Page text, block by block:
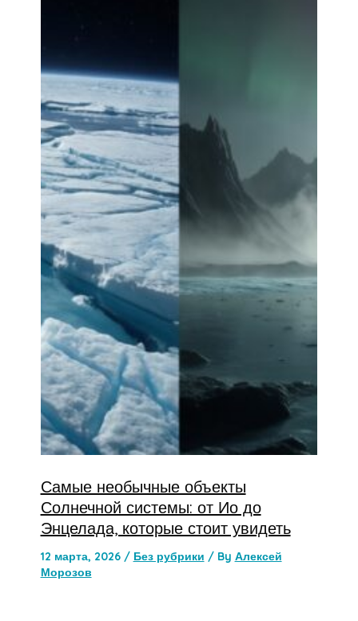
Самые необычные объекты
Солнечной системы: от Ио до
Энцелада, которые стоит увидеть
12 марта, 2026 / Без рубрики / By Алексей
Морозов